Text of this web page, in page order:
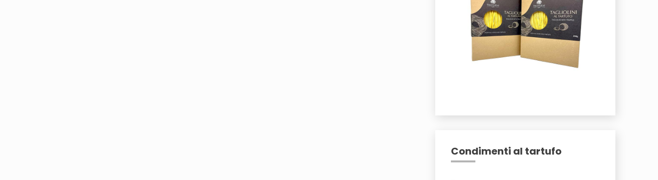
Condimenti al tartufo